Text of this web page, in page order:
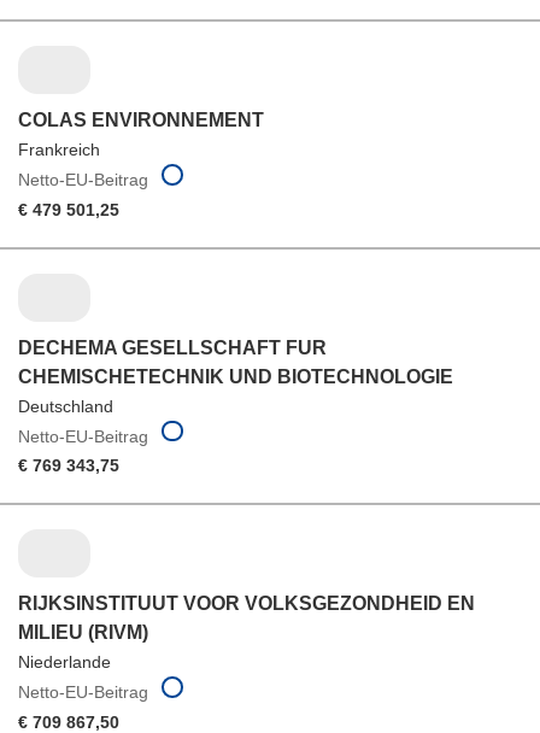
COLAS ENVIRONNEMENT
Frankreich
Netto-EU-Beitrag
€ 479 501,25
DECHEMA GESELLSCHAFT FUR
CHEMISCHETECHNIK UND BIOTECHNOLOGIE
Deutschland
Netto-EU-Beitrag
€ 769 343,75
RIJKSINSTITUUT VOOR VOLKSGEZONDHEID EN
MILIEU (RIVM)
Niederlande
Netto-EU-Beitrag
€ 709 867,50